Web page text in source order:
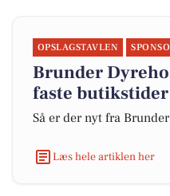
OPSLAGSTAVLEN
Brunder
faste
Så er der nyt fra
Læs hele artiklen her